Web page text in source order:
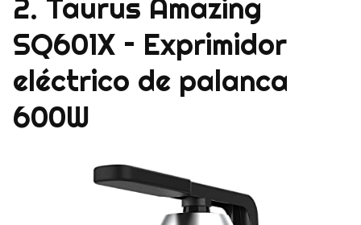
2. Taurus Amazing
SQ601X – Exprimidor
eléctrico de palanca
600W